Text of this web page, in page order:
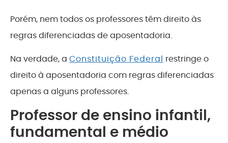
Porém, nem todos os professores têm direito às
regras diferenciadas de aposentadoria.
Na verdade, a Constituição Federal restringe o
direito à aposentadoria com regras diferenciadas
apenas a alguns professores.
Professor de ensino infantil,
fundamental e médio